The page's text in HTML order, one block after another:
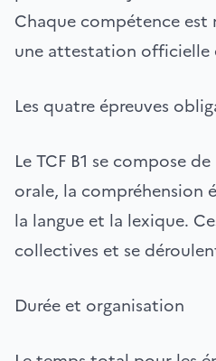
Chaque compétence est
une attestation officielle
Les quatre épreuves
Le TCF B1 se compose
orale, la compréhension
la langue et la lexique.
collectives et se
Durée et organisation